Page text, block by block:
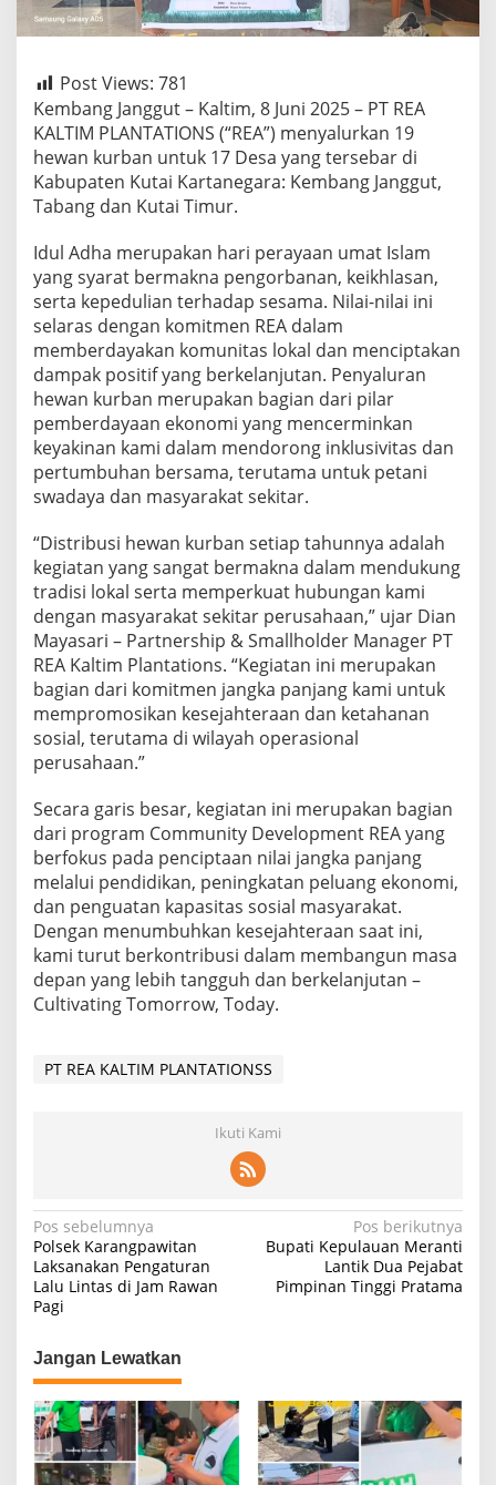
Post Views: 781
Kembang Janggut – Kaltim, 8 Juni 2025 – PT REA
KALTIM PLANTATIONS (“REA”) menyalurkan 19
hewan kurban untuk 17 Desa yang tersebar di
Kabupaten Kutai Kartanegara: Kembang Janggut,
Tabang dan Kutai Timur.
Idul Adha merupakan hari perayaan umat Islam
yang syarat bermakna pengorbanan, keikhlasan,
serta kepedulian terhadap sesama. Nilai-nilai ini
selaras dengan komitmen REA dalam
memberdayakan komunitas lokal dan menciptakan
dampak positif yang berkelanjutan. Penyaluran
hewan kurban merupakan bagian dari pilar
pemberdayaan ekonomi yang mencerminkan
keyakinan kami dalam mendorong inklusivitas dan
pertumbuhan bersama, terutama untuk petani
swadaya dan masyarakat sekitar.
“Distribusi hewan kurban setiap tahunnya adalah
kegiatan yang sangat bermakna dalam mendukung
tradisi lokal serta memperkuat hubungan kami
dengan masyarakat sekitar perusahaan,” ujar Dian
Mayasari – Partnership & Smallholder Manager PT
REA Kaltim Plantations. “Kegiatan ini merupakan
bagian dari komitmen jangka panjang kami untuk
mempromosikan kesejahteraan dan ketahanan
sosial, terutama di wilayah operasional
perusahaan.”
Secara garis besar, kegiatan ini merupakan bagian
dari program Community Development REA yang
berfokus pada penciptaan nilai jangka panjang
melalui pendidikan, peningkatan peluang ekonomi,
dan penguatan kapasitas sosial masyarakat.
Dengan menumbuhkan kesejahteraan saat ini,
kami turut berkontribusi dalam membangun masa
depan yang lebih tangguh dan berkelanjutan –
Cultivating Tomorrow, Today.
PT REA KALTIM PLANTATIONSS
Ikuti Kami
Navigasi
pos
Pos sebelumnya
Polsek Karangpawitan
Laksanakan Pengaturan
Lalu Lintas di Jam Rawan
Pagi
Pos berikutnya
Bupati Kepulauan Meranti
Lantik Dua Pejabat
Pimpinan Tinggi Pratama
Jangan Lewatkan